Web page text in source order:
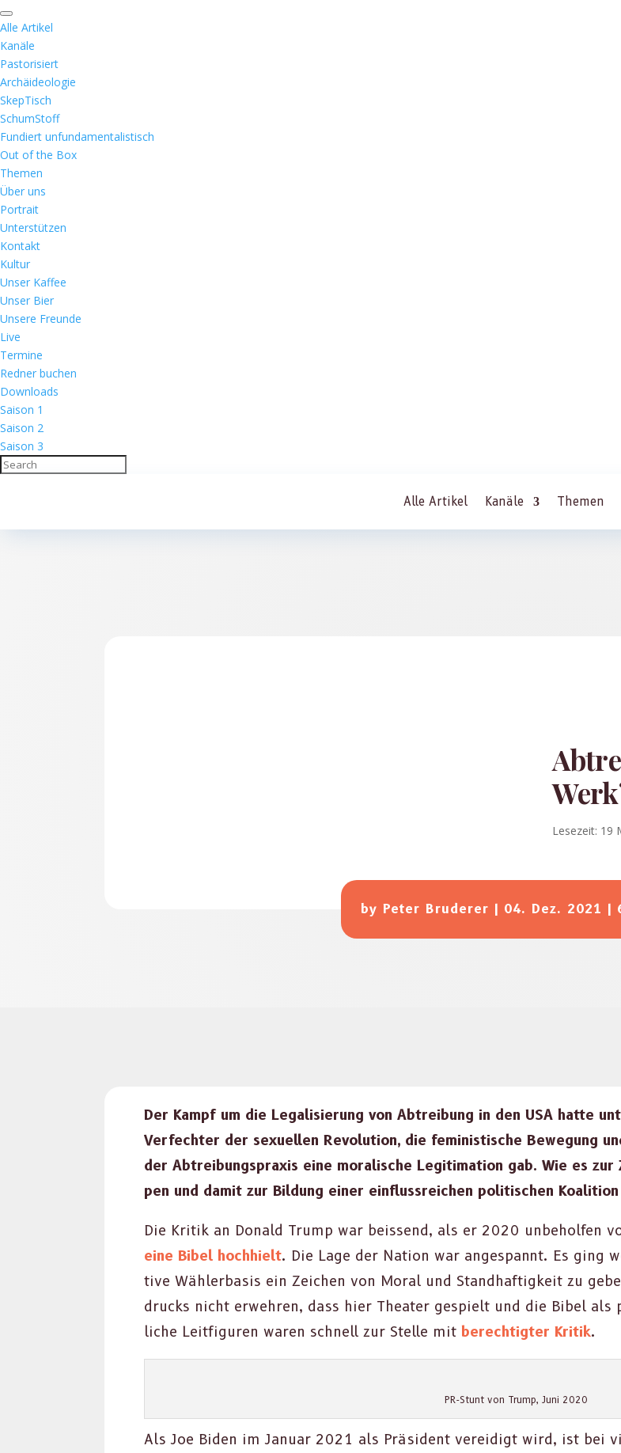
Alle Artikel
Kanäle
Pastorisiert
Archäideologie
SkepTisch
SchumStoff
Fundiert unfundamentalistisch
Out of the Box
Themen
Über uns
Portrait
Unterstützen
Kontakt
Kultur
Unser Kaffee
Unser Bier
Unsere Freunde
Live
Termine
Redner buchen
Downloads
Saison 1
Saison 2
Saison 3
Alle Artikel Kanäle Themen
Lesezeit: 19
by Peter Bruderer | 04. Dez. 2021 |
Der Kampf um die Legal­isierung von Abtrei­bung in den USA hat­te
Ver­fechter der sex­uellen Rev­o­lu­tion, die fem­i­nis­tis­che Bewe­gung
der Abtrei­bung­sprax­is eine moralis­che Legit­i­ma­tion gab. Wie es
pen und damit zur Bil­dung ein­er ein­flussre­ichen poli­tis­chen
Die Kri­tik an Don­ald Trump war beis­send, als er 2020 unbe­holfen
eine Bibel hochhielt. Die Lage der Nation war anges­pan­nt. Es ging
tive Wäh­ler­ba­sis ein Zeichen von Moral und Stand­haftigkeit zu
drucks nicht erwehren, dass hier The­ater gespielt und die Bibel
liche Leit­fig­uren waren schnell zur Stelle mit berechtigter Kri­tik.
PR-Stunt von Trump, Juni 2020
Als Joe Biden im Jan­u­ar 2021 als Präsi­dent verei­digt wird, ist bei